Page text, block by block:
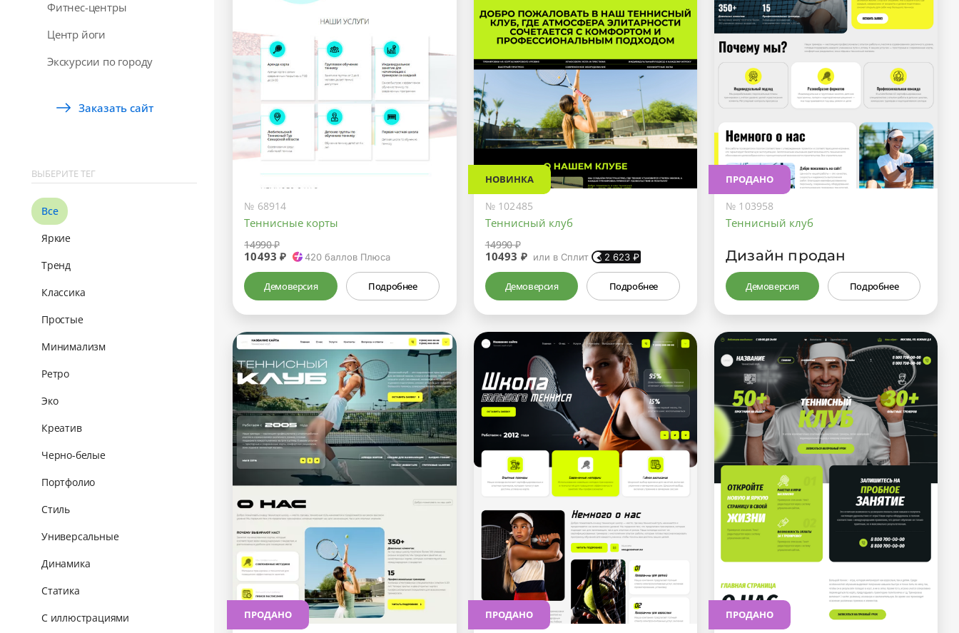
Фитнес-центры
Центр йоги
Экскурсии по городу
Заказать сайт
ВЫБЕРИТЕ ТЕГ
Все
Яркие
Тренд
Классика
Простые
Минимализм
Ретро
Эко
Креатив
Черно-белые
Портфолио
Стиль
Универсальные
Динамика
Статика
С иллюстрациями
№ 68914
Теннисные корты
14990 ₽
10493 ₽ 420баллов Плюса
Демоверсия Подробнее
НОВИНКА
№ 102485
Теннисный клуб
14990 ₽
10493 ₽ или в Сплит 2 623 ₽
Демоверсия Подробнее
ПРОДАНО
№ 103958
Теннисный клуб
Дизайн продан
Демоверсия Подробнее
ПРОДАНО ПРОДАНО ПРОДАНО